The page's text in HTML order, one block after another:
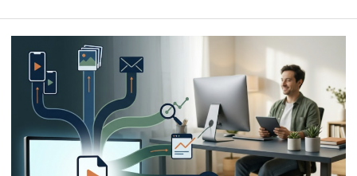
reutilizar
vídeo